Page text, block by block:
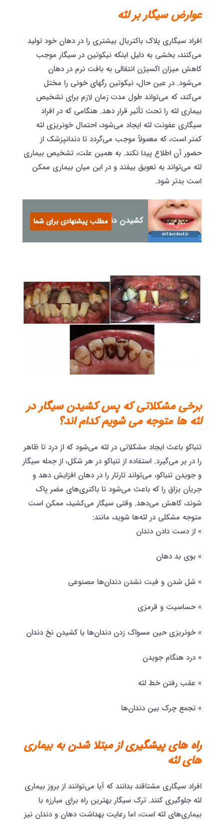
عوارض سیگار بر لثه
افراد سیگاری پلاک باکتریال بیشتری را در دهان خود تولید
می‌کنند، بخشی به دلیل اینکه نیکوتین در سیگار موجب
کاهش میزان اکسیژن انتقالی به بافت نرم در دهان
می‌شود. در عین حال، نیکوتین رگهای خونی را مختل
می‌کند، که می‌تواند طول مدت زمان لازم برای تشخیص
بیماری لثه را تحت تأثیر قرار دهد. هنگامی که در افراد
سیگاری عفونت لثه ایجاد می‌شود، احتمال خونریزی لثه
کمتر است، که معمولاً موجب می‌گردد تا دندانپزشک از
حضور آن اطلاع پیدا نکند. به همین علت، تشخیص بیماری
لثه می‌تواند به تعویق بیفتد و در این میان بیماری ممکن
است بدتر شود.
کشیدن دندان پوسیده کودکان
مطلب پیشنهادی برای شما
برخی مشکلاتی که پس کشیدن سیگار در
لثه ها متوجه می شویم کدام اند؟
تنباکو باعث ایجاد مشکلاتی در لثه می‌شود که از درد تا ظاهر
را در بر می‌گیرد. استفاده از تنباکو در هر شکل، از جمله سیگار
و جویدن تنباکو، می‌تواند تارتار را در دهان افزایش دهد و
جریان بزاق را که باعث می‌شود تا باکتری‌های مضر پاک
شوند، کاهش می‌دهد. وقتی سیگار می‌کشید، ممکن است
متوجه مشکلی در لثه‌ها شوید، مانند:
» از دست دادن دندان
» بوی بد دهان
» شل شدن و فیت نشدن دندان‌ها مصنوعی
» حساسیت و قرمزی
» خونریزی حین مسواک زدن دندان‌ها یا کشیدن نخ دندان
» درد هنگام جویدن
» عقب رفتن خط لثه
» تجمع چرک بین دندان‌ها
راه های پیشگیری از مبتلا شدن به بیماری
های لثه
افراد سیگاری مشتاقند بدانند که آیا می‌توانند از بروز بیماری
لثه جلوگیری کنند. ترک سیگار بهترین راه برای مبارزه با
بیماری‌های لثه است، اما رعایت بهداشت دهان و دندان نیز